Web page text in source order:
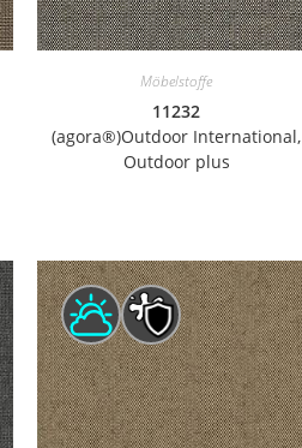
Möbelstoffe
11232
(agora®)Outdoor International,
Outdoor plus